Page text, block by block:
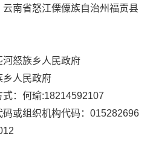
云南省怒江傈僳族自治州福贡县
河怒族乡人民政府
乡人民政府
： 何瑜:18214592107
或组织机构代码： 015282696